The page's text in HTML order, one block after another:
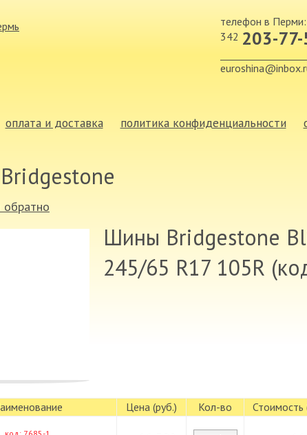
телефон в Перми:
342 203-
оплата и доставка политика конфиденциальности
обратно
Шины Bridgestone
245/65 R17 105R
Цена (руб.) Кол-во Стоимость